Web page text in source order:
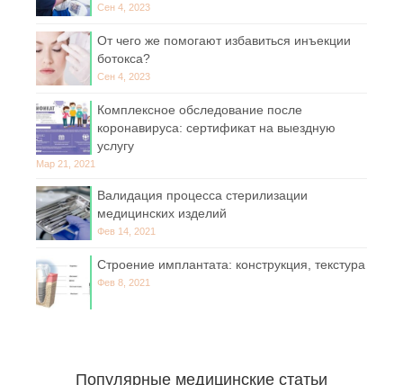
Сен 4, 2023
От чего же помогают избавиться инъекции
ботокса?
Сен 4, 2023
Комплексное обследование после
коронавируса: сертификат на выездную
услугу
Мар 21, 2021
Валидация процесса стерилизации
медицинских изделий
Фев 14, 2021
Строение имплантата: конструкция, текстура
Фев 8, 2021
Популярные медицинские статьи